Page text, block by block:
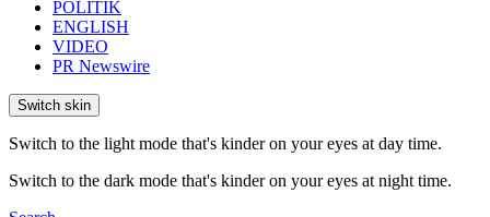
POLITIK
ENGLISH
VIDEO
PR Newswire
Switch skin
Switch to the light mode that's kinder on your eyes at day time.
Switch to the dark mode that's kinder on your eyes at night time.